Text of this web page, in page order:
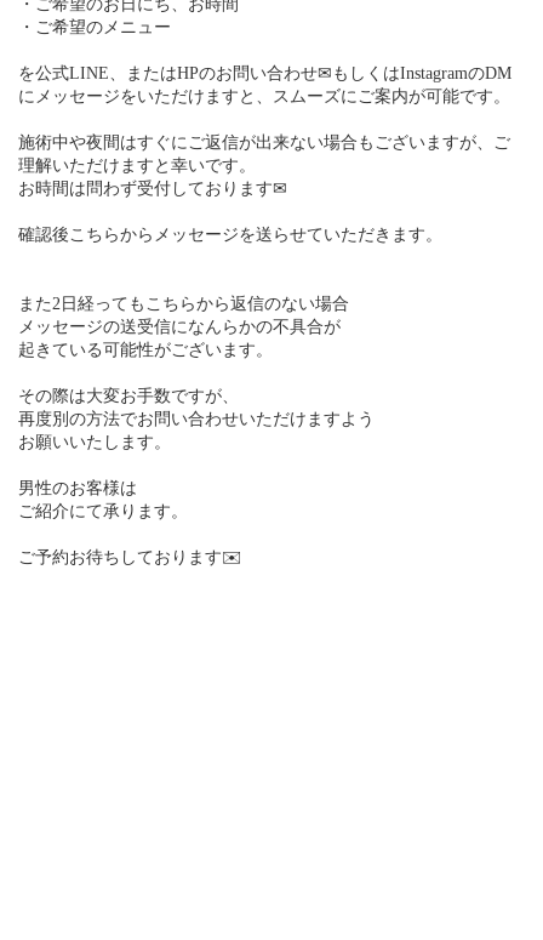
・ご希望のお日にち、お時間
・ご希望のメニュー
を公式LINE、またはHPのお問い合わせ✉もしくはInstagramのDM
にメッセージをいただけますと、スムーズにご案内が可能です。
施術中や夜間はすぐにご返信が出来ない場合もございますが、ご
理解いただけますと幸いです。
お時間は問わず受付しております✉
確認後こちらからメッセージを送らせていただきます。
また2日経ってもこちらから返信のない場合
メッセージの送受信になんらかの不具合が
起きている可能性がございます。
その際は大変お手数ですが、
再度別の方法でお問い合わせいただけますよう
お願いいたします。
男性のお客様は
ご紹介にて承ります。
ご予約お待ちしております✉️